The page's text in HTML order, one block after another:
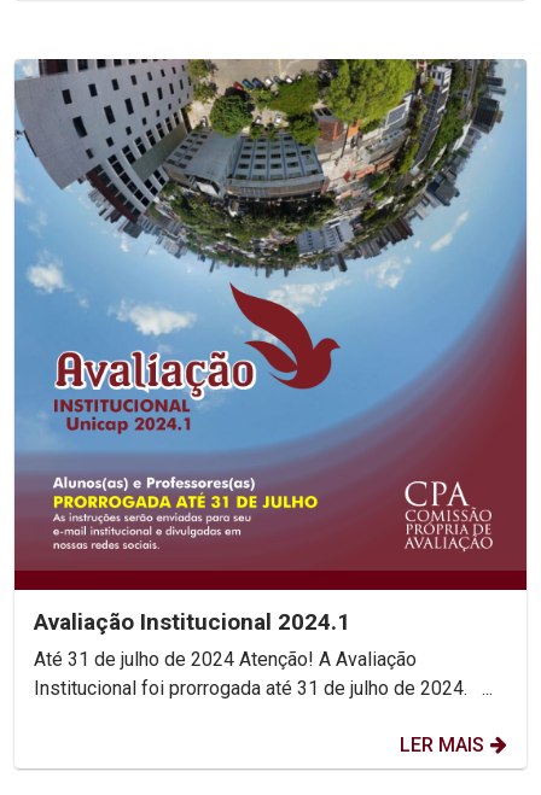
Avaliação Institucional 2024.1
Até 31 de julho de 2024 Atenção! A Avaliação
Institucional foi prorrogada até 31 de julho de 2024. ...
LER MAIS